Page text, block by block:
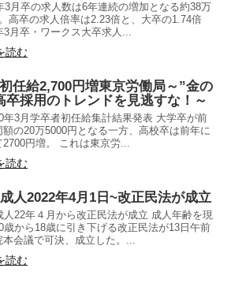
3月卒の求人数は6年連続の増加となる約38万
高卒の求人倍率は2.23倍と、大卒の1.74倍
3月卒・ワークス大卒求人...
読む
任給2,700円増東京労働局～”金の
卒採用のトレンドを見逃すな！～
年3月学卒者初任給集計結果発表 大学卒が前
額の20万5000円となる一方、高校卒は前年に
2700円増。 これは東京労...
読む
人2022年4月1日~改正民法が成立
人22年４月から改正民法が成立 成人年齢を現
歳から18歳に引き下げる改正民法が13日午前
本会議で可決、成立した。...
読む